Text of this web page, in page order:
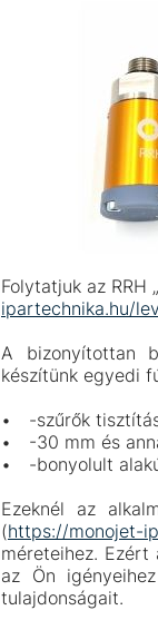
Folytatjuk az RRH
ipartechnika.hu/
A bizonyítottan
készítünk egyedi
-szűrők
-30 mm és
-bonyolult
Ezeknél az
(https://monojet-
méreteihez.
az Ön
tulajdonságait.